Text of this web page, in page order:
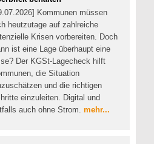
Kommunen müssen
heutzutage auf zahlreiche
Krisen vorbereiten. Doch
ist eine Lage überhaupt eine
Der KGSt-Lagecheck hilft
die Situation
und die richtigen
einzuleiten. Digital und
auch ohne Strom. mehr...